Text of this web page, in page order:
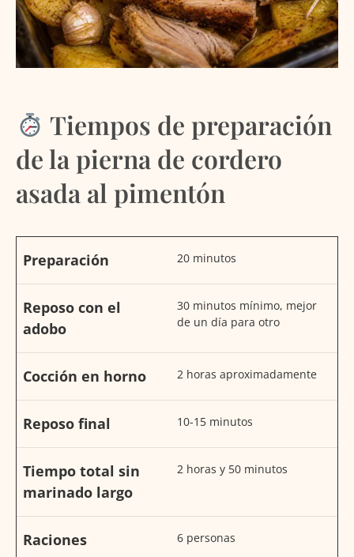
Tiempos de preparación
de la pierna de cordero
asada al pimentón
Preparación 20 minutos
Reposo con el
adobo
30 minutos mínimo, mejor
de un día para otro
Cocción en horno 2 horas aproximadamente
Reposo final 10-15 minutos
Tiempo total sin
marinado largo
2 horas y 50 minutos
Raciones 6 personas